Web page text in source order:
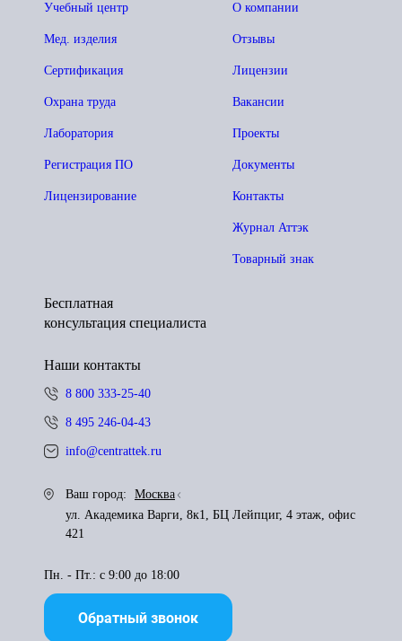
О компании
Отзывы
Лицензии
Вакансии
Проекты
Документы
Контакты
Журнал Аттэк
Товарный знак
Учебный центр
Мед. изделия
Сертификация
Охрана труда
Лаборатория
Регистрация ПО
Лицензирование
Бесплатная
консультация специалиста
Наши контакты
8 800 333-25-40
8 495 246-04-43
info@centrattek.ru
Ваш город:
Москва
ул. Академика Варги, 8к1, БЦ Лейпциг, 4 этаж, офис
421
Пн. - Пт.: с 9:00 до 18:00
Обратный звонок